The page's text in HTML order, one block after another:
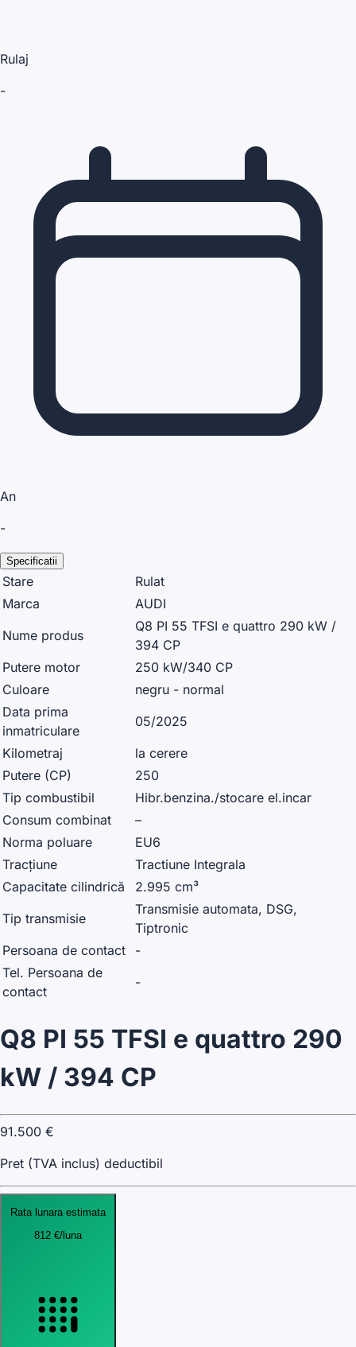
Rulaj
-
An
-
Specificatii
Stare
Rulat
Marca
AUDI
Nume produs
Q8 PI 55 TFSI e quattro 290 kW /
394 CP
Putere motor
250 kW/340 CP
Culoare
negru - normal
Data prima
inmatriculare
05/2025
Kilometraj
la cerere
Putere (CP)
250
Tip combustibil
Hibr.benzina./stocare el.incar
Consum combinat
–
Norma poluare
EU6
Tracțiune
Tractiune Integrala
Capacitate cilindrică
2.995 cm³
Tip transmisie
Transmisie automata, DSG,
Tiptronic
Persoana de contact
-
Tel. Persoana de
contact
-
Q8 PI 55 TFSI e quattro 290
kW / 394 CP
91.500 €
Pret (TVA inclus) deductibil
Rata lunara estimata
812 €/luna